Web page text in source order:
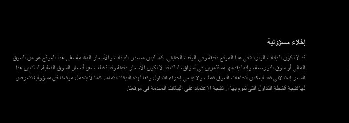
إخلاء مسؤولية
قد لا تكون البيانات الواردة في هذا الموقع دقيقة وفي الوقت الحقيقي. كما ليس مصدر البيانات والأسعار المقدمة على هذا الموقع هو من السوق
المالي أو سوق البورصة، وإنما يقدمها مستثمرين في أسواق، لذلك قد لا تكون الأسعار دقيقة وقد تختلف عن أسعار السوق الفعلية. لذلك إن هذا
السعر إستدلالي فقد ليعكس اتجاهات السوق فقط ، ولا ينبغي إجراء التداول وفقا لهذه البيانات تماما. كما لا يتحمل موقعنا أي مسؤولية تتعرض
لها نتيجة أنشطة التداول التي تقوم بها أو نتيجة الاعتماد على البيانات المقدمة في موقعنا.